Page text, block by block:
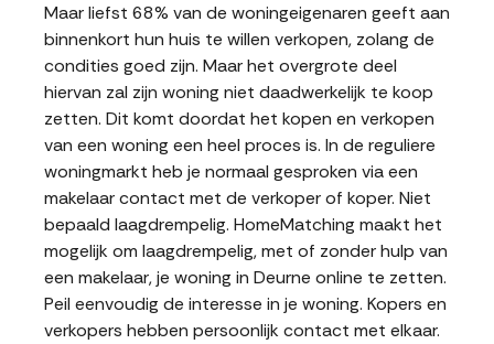
Maar liefst 68% van de woningeigenaren geeft aan
binnenkort hun huis te willen verkopen, zolang de
condities goed zijn. Maar het overgrote deel
hiervan zal zijn woning niet daadwerkelijk te koop
zetten. Dit komt doordat het kopen en verkopen
van een woning een heel proces is. In de reguliere
woningmarkt heb je normaal gesproken via een
makelaar contact met de verkoper of koper. Niet
bepaald laagdrempelig. HomeMatching maakt het
mogelijk om laagdrempelig, met of zonder hulp van
een makelaar, je woning in Deurne online te zetten.
Peil eenvoudig de interesse in je woning. Kopers en
verkopers hebben persoonlijk contact met elkaar.